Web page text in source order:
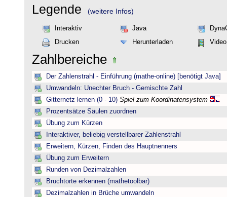
Legende (weitere Infos)
Interaktiv Java
Drucken
Herunterladen Video
Zahlbereiche
Der Zahlenstrahl - Einführung (mathe-online) [benötigt Java]
Umwandeln: Unechter Bruch - Gemischte Zahl
Gitternetz lernen (0 - 10) Spiel zum Koordinatensystem
Prozentsätze Säulen zuordnen
Übung zum Kürzen
Interaktiver, beliebig verstellbarer Zahlenstrahl
Erweitern, Kürzen, Finden des Hauptnenners
Übung zum Erweitern
Runden von Dezimalzahlen
Bruchtorte erkennen (mathetoolbar)
Dezimalzahlen in Brüche umwandeln